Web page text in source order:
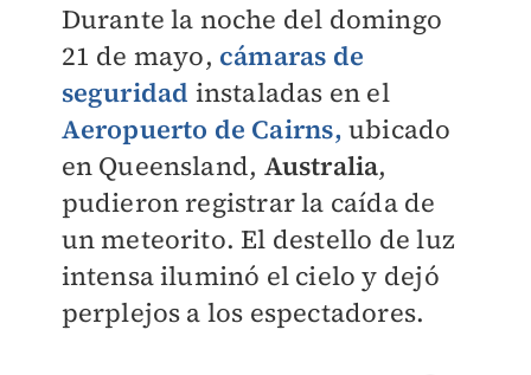
Durante la noche del domingo
21 de mayo, cámaras de
seguridad instaladas en el
Aeropuerto de Cairns, ubicado
en Queensland, Australia,
pudieron registrar la caída de
un meteorito. El destello de luz
intensa iluminó el cielo y dejó
perplejos a los espectadores.